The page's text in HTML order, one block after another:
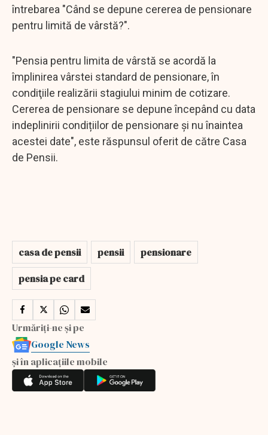
întrebarea "Când se depune cererea de pensionare
pentru limită de vârstă?".
"Pensia pentru limita de vârstă se acordă la
împlinirea vârstei standard de pensionare, în
condiţiile realizării stagiului minim de cotizare.
Cererea de pensionare se depune începând cu data
indeplinirii condițiilor de pensionare și nu înaintea
acestei date", este răspunsul oferit de către Casa
de Pensii.
casa de pensii pensii
pensionare
pensia pe card
Urmăriți-ne și pe
Google News
și în aplicațiile mobile